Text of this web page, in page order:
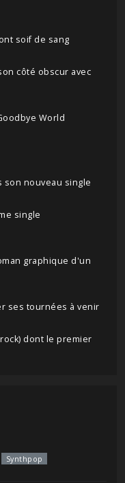
ont soif de sang
son côté obscur avec
World
son nouveau single
single
graphique d'un
ses tournées à venir
rock) dont le premier
Synthpop